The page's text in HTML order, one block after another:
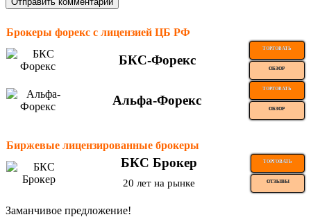
Брокеры форекс с лицензией ЦБ РФ
БКС-Форекс
ТОРГОВАТЬ
ОБЗОР
Альфа-Форекс
ТОРГОВАТЬ
ОБЗОР
Биржевые лицензированные брокеры
БКС Брокер ТОРГОВАТЬ
20 лет на рынке ОТЗЫВЫ
Заманчивое предложение!